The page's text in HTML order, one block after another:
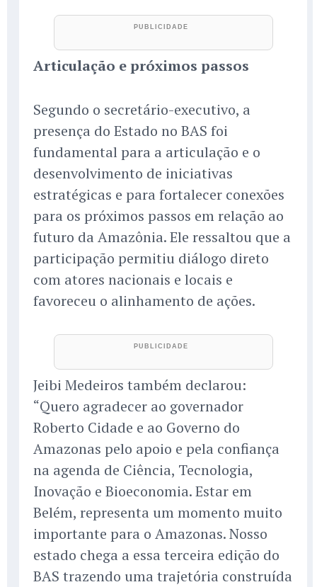
Articulação e próximos passos
Segundo o secretário-executivo, a
presença do Estado no BAS foi
fundamental para a articulação e o
desenvolvimento de iniciativas
estratégicas e para fortalecer conexões
para os próximos passos em relação ao
futuro da Amazônia. Ele ressaltou que a
participação permitiu diálogo direto
com atores nacionais e locais e
favoreceu o alinhamento de ações.
Jeibi Medeiros também declarou:
“Quero agradecer ao governador
Roberto Cidade e ao Governo do
Amazonas pelo apoio e pela confiança
na agenda de Ciência, Tecnologia,
Inovação e Bioeconomia. Estar em
Belém, representa um momento muito
importante para o Amazonas. Nosso
estado chega a essa terceira edição do
BAS trazendo uma trajetória construída